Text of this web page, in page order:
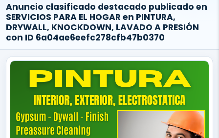
Anuncio clasificado destacado publicado en
SERVICIOS PARA EL HOGAR en PINTURA,
DRYWALL, KNOCKDOWN, LAVADO A PRESIÓN
con ID 6a04ae6eefc278cfb47b0370